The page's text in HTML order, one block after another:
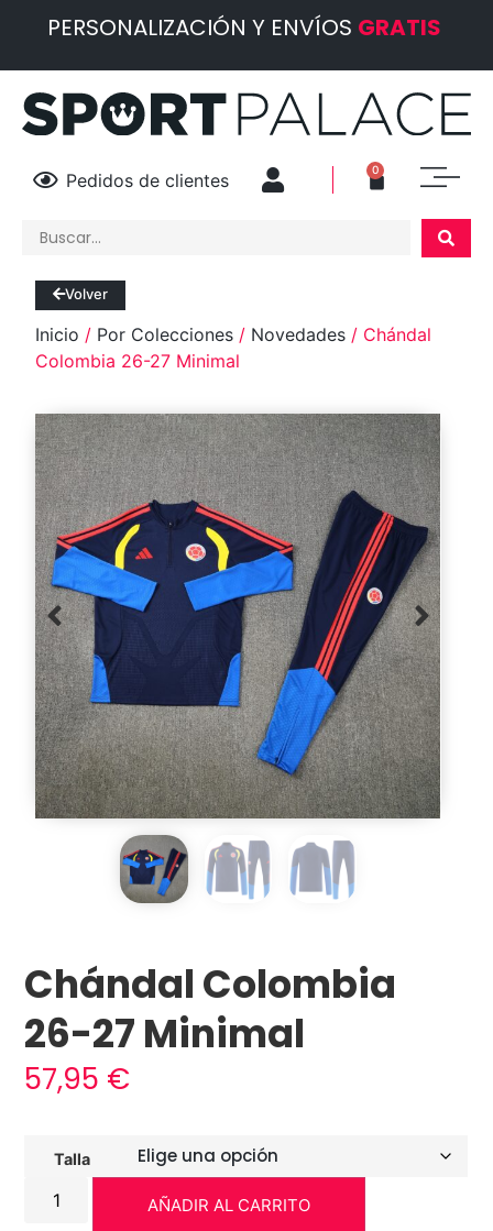
PERSONALIZACIÓN Y ENVÍOS GRATIS
Pedidos de clientes 0
Chándal Colombia
26-27 Minimal
57,95 €
Talla
AÑADIR AL CARRITO
Volver
Inicio / Por Colecciones / Novedades / Chándal
Colombia 26-27 Minimal